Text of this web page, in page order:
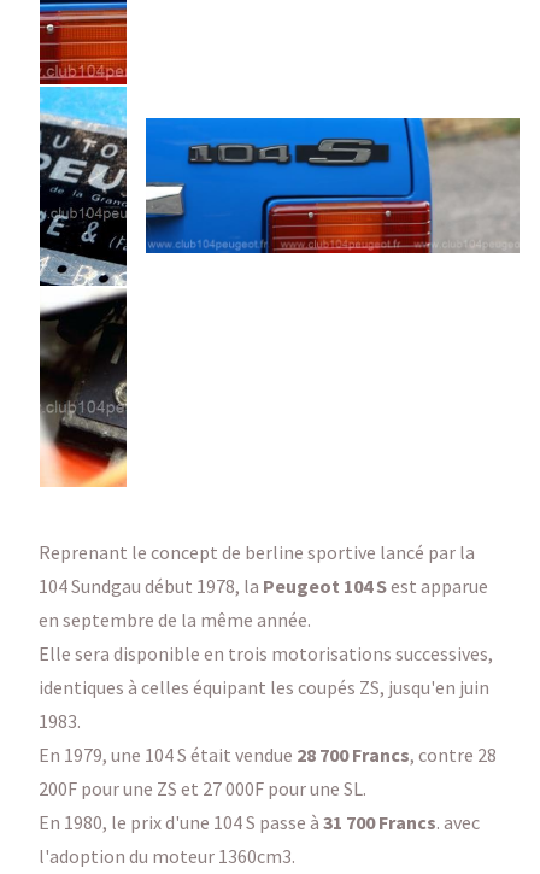
Reprenant le concept de berline sportive lancé par la
104 Sundgau début 1978, la Peugeot 104 Sest apparue
en septembre de la même année.
Elle sera disponible en trois motorisations successives,
identiques à celles équipant les coupés ZS, jusqu'en juin
1983.
En 1979, une 104 S était vendue 28 700 Francs, contre 28
200F pour une ZS et 27 000F pour une SL.
En 1980, le prix d'une 104 S passe à 31 700 Francs. avec
l'adoption du moteur 1360cm3.